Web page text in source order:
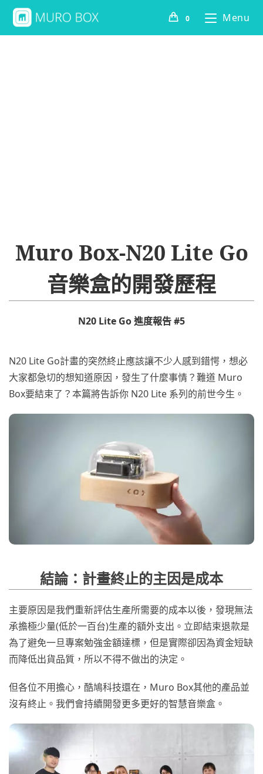
0 Menu
Muro Box-N20 Lite Go
音樂盒的開發歷程
N20 Lite Go 進度報告 #5
N20 Lite Go計畫的突然終止應該讓不少人感到錯愕，想必
大家都急切的想知道原因，發生了什麼事情？難道 Muro
Box要結束了？本篇將告訴你 N20 Lite 系列的前世今生。
結論：計畫終止的主因是成本
主要原因是我們重新評估生產所需要的成本以後，發現無法
承擔極少量(低於一百台)生產的額外支出。立即結束退款是
為了避免一旦專案勉強金額達標，但是實際卻因為資金短缺
而降低出貨品質，所以不得不做出的決定。
但各位不用擔心，酷鳩科技還在，Muro Box其他的產品並
沒有終止。我們會持續開發更多更好的智慧音樂盒。